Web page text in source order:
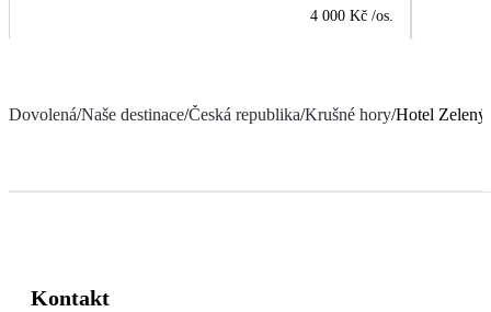
4 000 Kč /os.
Dovolená/Naše destinace/Česká republika/Krušné hory/Hotel Zelený
Kontakt